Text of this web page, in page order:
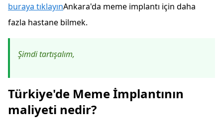
buraya tıklayınAnkara'da meme implantı için daha
fazla hastane bilmek.
Şimdi tartışalım,
Türkiye'de Meme İmplantının
maliyeti nedir?